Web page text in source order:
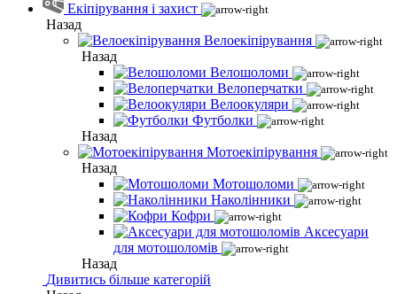
Екіпірування і захист
Назад
Велоекіпірування
Назад
Велошоломи
Велоперчатки
Велоокуляри
Футболки
Назад
Мотоекіпірування
Назад
Мотошоломи
Наколінники
Кофри
Аксесуари
для мотошоломів
Назад
Дивитись більше категорій